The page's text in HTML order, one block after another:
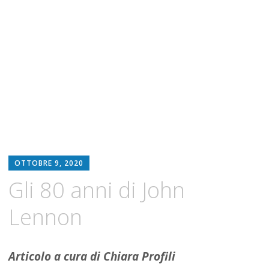
OTTOBRE 9, 2020
Gli 80 anni di John
Lennon
Articolo a cura di Chiara Profili